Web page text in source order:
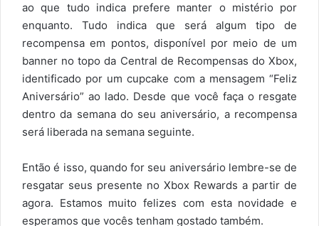
ao que tudo indica prefere manter o mistério por
enquanto. Tudo indica que será algum tipo de
recompensa em pontos, disponível por meio de um
banner no topo da Central de Recompensas do Xbox,
identificado por um cupcake com a mensagem “Feliz
Aniversário” ao lado. Desde que você faça o resgate
dentro da semana do seu aniversário, a recompensa
será liberada na semana seguinte.
Então é isso, quando for seu aniversário lembre-se de
resgatar seus presente no Xbox Rewards a partir de
agora. Estamos muito felizes com esta novidade e
esperamos que vocês tenham gostado também.